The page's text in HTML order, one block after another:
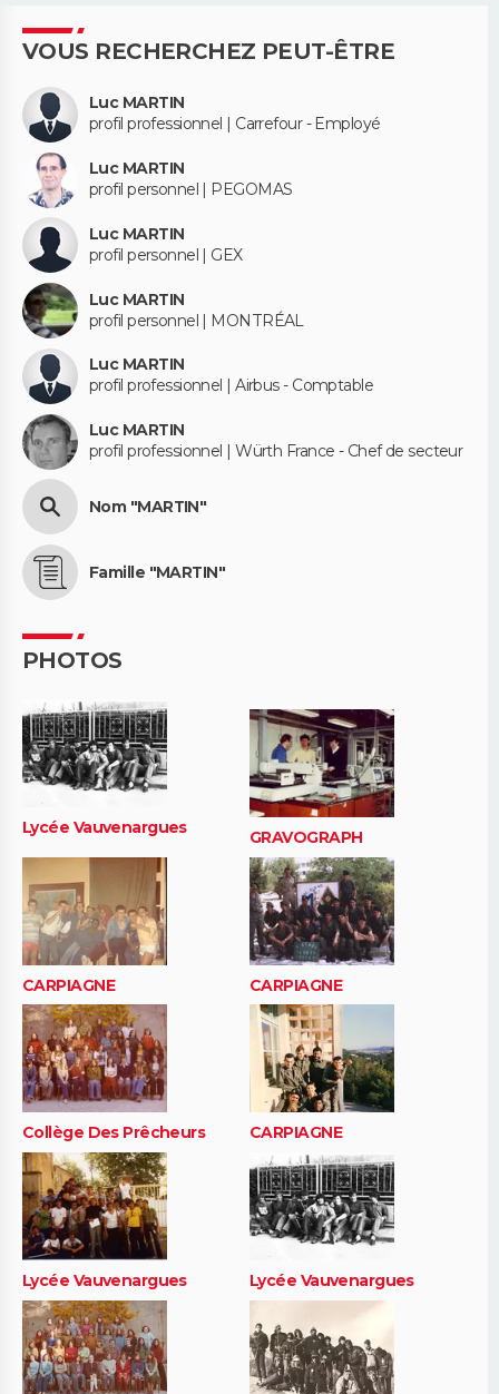
VOUS RECHERCHEZ PEUT-ÊTRE
Luc MARTIN
profil professionnel | Carrefour - Employé
Luc MARTIN
profil personnel | PEGOMAS
Luc MARTIN
profil personnel | GEX
Luc MARTIN
profil personnel | MONTRÉAL
Luc MARTIN
profil professionnel | Airbus - Comptable
Luc MARTIN
profil professionnel | Würth France - Chef de secteur
Nom "MARTIN"
Famille "MARTIN"
PHOTOS
Lycée Vauvenargues GRAVOGRAPH
CARPIAGNE CARPIAGNE
Collège Des Prêcheurs CARPIAGNE
Lycée Vauvenargues Lycée Vauvenargues